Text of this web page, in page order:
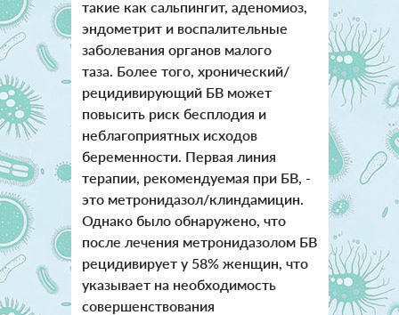
такие как сальпингит, аденомиоз,
эндометрит и воспалительные
заболевания органов малого
таза. Более того, хронический/
рецидивирующий БВ может
повысить риск бесплодия и
неблагоприятных исходов
беременности. Первая линия
терапии, рекомендуемая при БВ, -
это метронидазол/клиндамицин.
Однако было обнаружено, что
после лечения метронидазолом БВ
рецидивирует у 58% женщин, что
указывает на необходимость
совершенствования